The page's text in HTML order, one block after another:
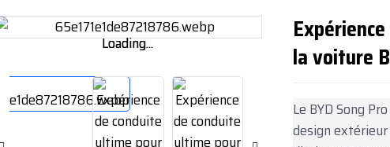
Loading...
Loading...
la voiture
Le BYD Song
design